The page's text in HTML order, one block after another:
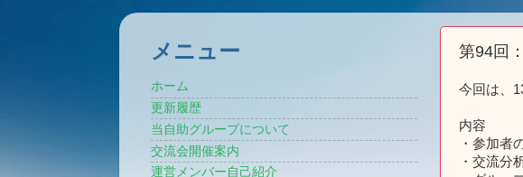
第94回
今回は、
内容
・参加者
・交流分
メニュー
ホーム
更新履歴
当自助グループについて
交流会開催案内
運営メンバー自己紹介